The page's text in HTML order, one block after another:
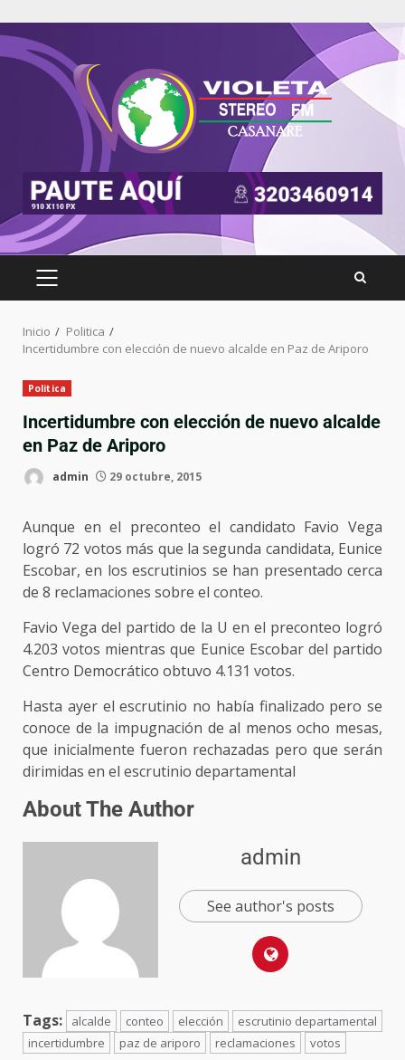
Inicio
Politica
Incertidumbre con elección de nuevo alcalde en Paz de Ariporo
Politica
Incertidumbre con elección de nuevo alcalde
en Paz de Ariporo
admin 29 octubre, 2015
Aunque en el preconteo el candidato Favio Vega
logró 72 votos más que la segunda candidata, Eunice
Escobar, en los escrutinios se han presentado cerca
de 8 reclamaciones sobre el conteo.
Favio Vega del partido de la U en el preconteo logró
4.203 votos mientras que Eunice Escobar del partido
Centro Democrático obtuvo 4.131 votos.
Hasta ayer el escrutinio no había finalizado pero se
conoce de la impugnación de al menos ocho mesas,
que inicialmente fueron rechazadas pero que serán
dirimidas en el escrutinio departamental
About The Author
admin
See author's posts
Tags: alcalde conteo elección
escrutinio departamental
incertidumbre
paz de ariporo reclamaciones votos